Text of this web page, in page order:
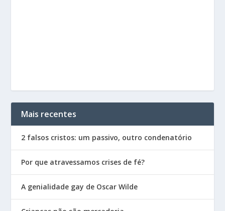
Mais recentes
2 falsos cristos: um passivo, outro condenatório
Por que atravessamos crises de fé?
A genialidade gay de Oscar Wilde